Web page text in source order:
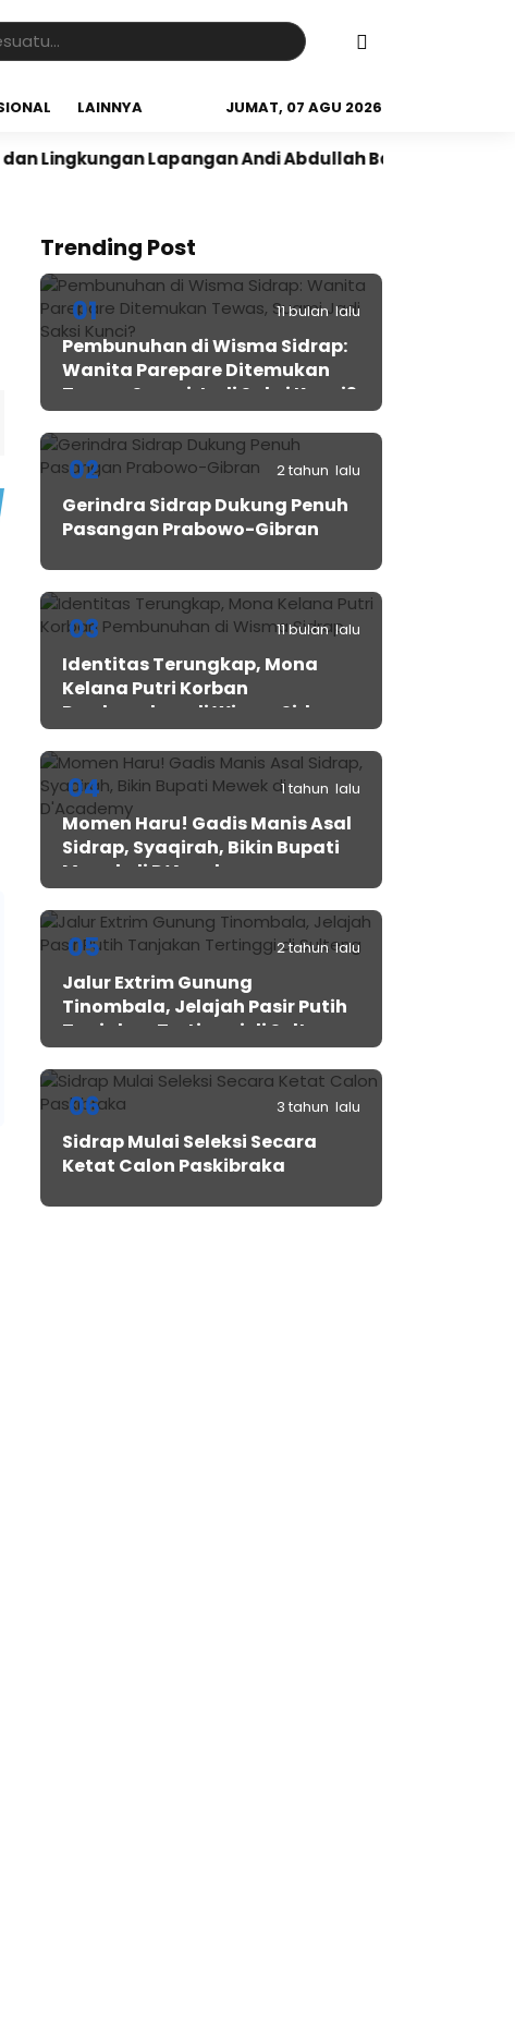
LAINNYA JUMAT, 07 AGU 2026
Lapangan Andi Abdullah Bau Massepe
Trending Post
01 11 bulan lalu
Pembunuhan di Wisma Sidrap:
Wanita Parepare Ditemukan
Tewas, Suami Jadi Saksi Kunci?
02 2 tahun lalu
Gerindra Sidrap Dukung Penuh
Pasangan Prabowo-Gibran
03 11 bulan lalu
Identitas Terungkap, Mona
Kelana Putri Korban
Pembunuhan di Wisma Sidrap
04 1 tahun lalu
Momen Haru! Gadis Manis Asal
Sidrap, Syaqirah, Bikin Bupati
Mewek di D’Academy​
05 2 tahun lalu
Jalur Extrim Gunung
Tinombala, Jelajah Pasir Putih
Tanjakan Tertinggi di Sulteng
06 3 tahun lalu
Sidrap Mulai Seleksi Secara
Ketat Calon Paskibraka